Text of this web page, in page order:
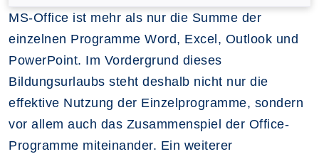
MS-Office ist mehr als nur die Summe der
einzelnen Programme Word, Excel, Outlook und
PowerPoint. Im Vordergrund dieses
Bildungsurlaubs steht deshalb nicht nur die
effektive Nutzung der Einzelprogramme, sondern
vor allem auch das Zusammenspiel der Office-
Programme miteinander. Ein weiterer